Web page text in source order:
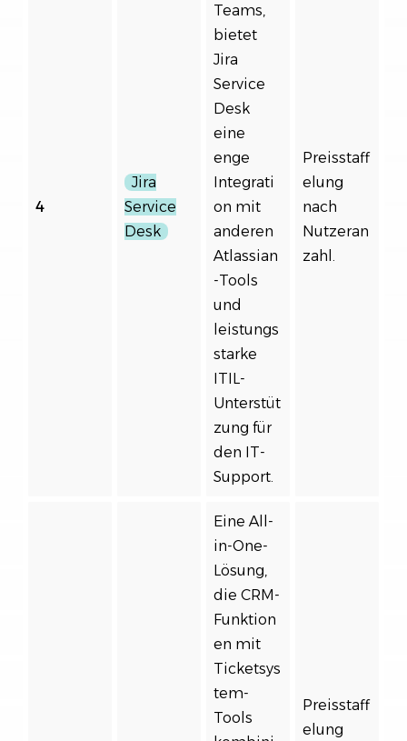
4
Jira
Service
Desk
Teams,
bietet
Jira
Service
Desk
eine
enge
Integrati
on mit
anderen
Atlassian
-Tools
und
leistungs
starke
ITIL-
Unterstüt
zung für
den IT-
Support.
Preisstaff
elung
nach
Nutzeran
zahl.
Eine All-
in-One-
Lösung,
die CRM-
Funktion
en mit
Ticketsys
tem-
Tools
Preisstaff
elung